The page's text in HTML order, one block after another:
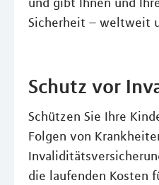
Sicherheit – weltweit
Schutz vor
Schützen Sie Ihre
Folgen von
die laufenden Kosten